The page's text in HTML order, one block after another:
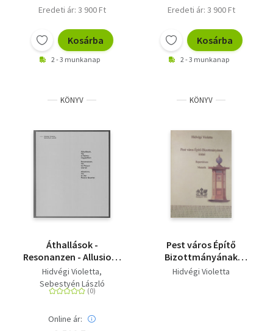
Eredeti ár: 3 900 Ft
Kosárba
2 - 3 munkanap
Eredeti ár: 3 900 Ft
Kosárba
2 - 3 munkanap
KÖNYV
Áthallások -
Resonanzen - Allusions
- Ybl a
Palotanegyedben
Hidvégi Violetta
Sebestyén László
Online ár:
KÖNYV
Pest város Építő
Bizottmányának
iratai. Repertórium.
Hidvégi Violetta